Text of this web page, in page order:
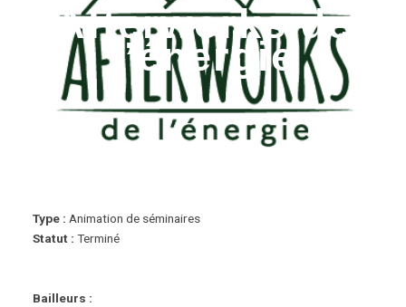
Afterworks de
l’énergie
Type : Animation de séminaires
Statut : Terminé
Bailleurs :